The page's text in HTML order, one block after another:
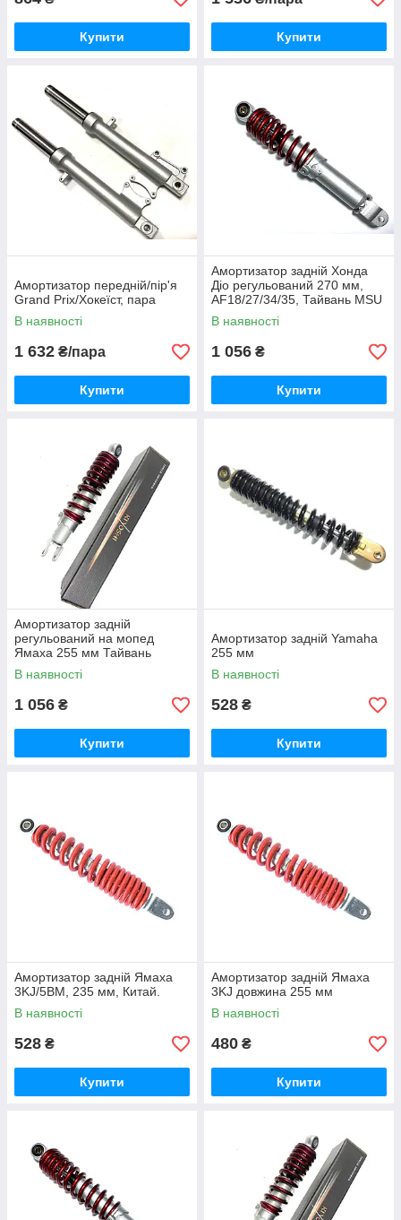
Купити Купити
Амортизатор передній/пір'я
Grand Prix/Хокеїст, пара
В наявності
1 632 ₴/пара
Купити
Амортизатор задній Хонда
Діо регульований 270 мм,
AF18/27/34/35, Тайвань MSU
В наявності
1 056 ₴
Купити
Амортизатор задній
регульований на мопед
Ямаха 255 мм Тайвань
KIYOSHI
В наявності
1 056 ₴
Купити
Амортизатор задній Yamaha
255 мм
В наявності
528 ₴
Купити
Амортизатор задній Ямаха
3KJ/5BM, 235 мм, Китай.
В наявності
528 ₴
Купити
Амортизатор задній Ямаха
3KJ довжина 255 мм
В наявності
480 ₴
Купити